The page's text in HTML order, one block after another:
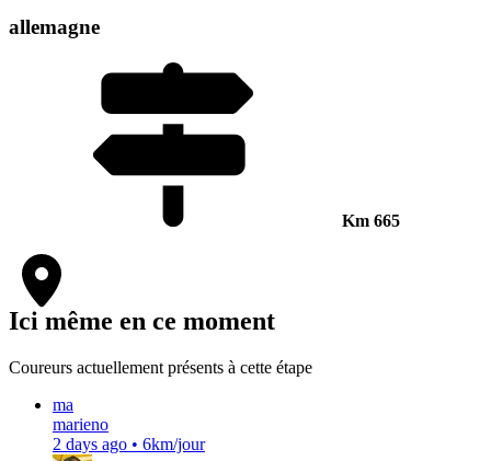
allemagne
Km 665
Ici même en ce moment
Coureurs actuellement présents à cette étape
ma
marieno
2 days ago • 6km/jour